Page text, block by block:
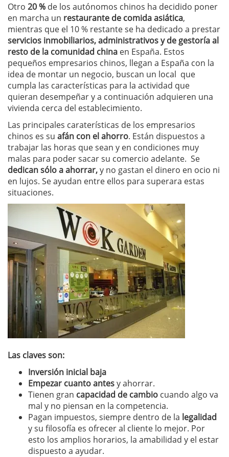
Otro 20 % de los autónomos chinos ha decidido poner
en marcha un restaurante de comida asiática,
mientras que el 10 % restante se ha dedicado a prestar
servicios inmobiliarios, administrativos y de gestoría al
resto de la comunidad china en España. Estos
pequeños empresarios chinos, llegan a España con la
idea de montar un negocio, buscan un local que
cumpla las características para la actividad que
quieran desempeñar y a continuación adquieren una
vivienda cerca del establecimiento.
Las principales caraterísticas de los empresarios
chinos es su afán con el ahorro. Están dispuestos a
trabajar las horas que sean y en condiciones muy
malas para poder sacar su comercio adelante. Se
dedican sólo a ahorrar,y no gastan el dinero en ocio ni
en lujos. Se ayudan entre ellos para superara estas
situaciones.
Las claves son:
Inversión inicial baja
Empezar cuanto antesy ahorrar.
Tienen gran capacidad de cambio cuando algo va
mal y no piensan en la competencia.
Pagan impuestos, siempre dentro de la legalidad
y su filosofía es ofrecer al cliente lo mejor. Por
esto los amplios horarios, la amabilidad y el estar
dispuesto a ayudar.